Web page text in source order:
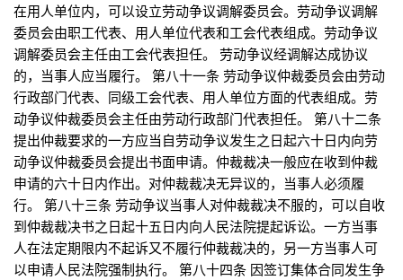
在用人单位内，可以设立劳动争议调解委员会。劳动争议调解
委员会由职工代表、用人单位代表和工会代表组成。劳动争议
调解委员会主任由工会代表担任。 劳动争议经调解达成协议
的，当事人应当履行。 第八十一条 劳动争议仲裁委员会由劳动
行政部门代表、同级工会代表、用人单位方面的代表组成。劳
动争议仲裁委员会主任由劳动行政部门代表担任。 第八十二条
提出仲裁要求的一方应当自劳动争议发生之日起六十日内向劳
动争议仲裁委员会提出书面申请。仲裁裁决一般应在收到仲裁
申请的六十日内作出。对仲裁裁决无异议的，当事人必须履
行。 第八十三条 劳动争议当事人对仲裁裁决不服的，可以自收
到仲裁裁决书之日起十五日内向人民法院提起诉讼。一方当事
人在法定期限内不起诉又不履行仲裁裁决的，另一方当事人可
以申请人民法院强制执行。 第八十四条 因签订集体合同发生争